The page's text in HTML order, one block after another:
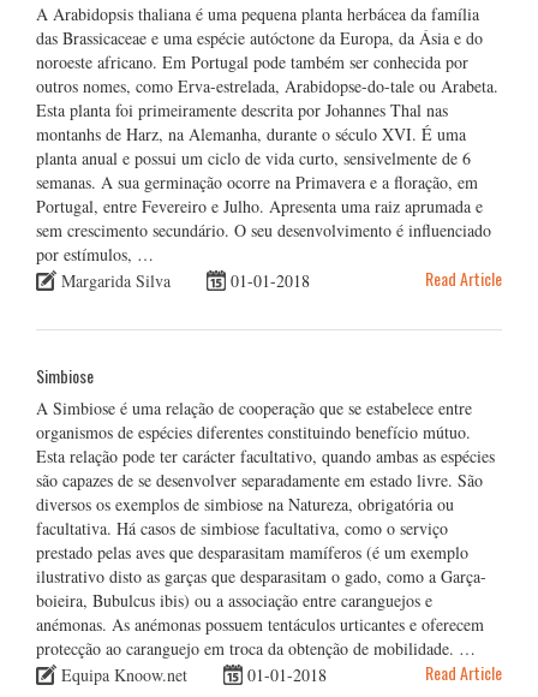
A Arabidopsis thaliana é uma pequena planta herbácea da família
das Brassicaceae e uma espécie autóctone da Europa, da Ásia e do
noroeste africano. Em Portugal pode também ser conhecida por
outros nomes, como Erva-estrelada, Arabidopse-do-tale ou Arabeta.
Esta planta foi primeiramente descrita por Johannes Thal nas
montanhs de Harz, na Alemanha, durante o século XVI. É uma
planta anual e possui um ciclo de vida curto, sensivelmente de 6
semanas. A sua germinação ocorre na Primavera e a floração, em
Portugal, entre Fevereiro e Julho. Apresenta uma raiz aprumada e
sem crescimento secundário. O seu desenvolvimento é influenciado
por estímulos, …
Margarida Silva
01-01-2018 Read Article
Simbiose
A Simbiose é uma relação de cooperação que se estabelece entre
organismos de espécies diferentes constituindo benefício mútuo.
Esta relação pode ter carácter facultativo, quando ambas as espécies
são capazes de se desenvolver separadamente em estado livre. São
diversos os exemplos de simbiose na Natureza, obrigatória ou
facultativa. Há casos de simbiose facultativa, como o serviço
prestado pelas aves que desparasitam mamíferos (é um exemplo
ilustrativo disto as garças que desparasitam o gado, como a Garça-
boieira, Bubulcus ibis) ou a associação entre caranguejos e
anémonas. As anémonas possuem tentáculos urticantes e oferecem
protecção ao caranguejo em troca da obtenção de mobilidade. …
Equipa Knoow.net
01-01-2018 Read Article